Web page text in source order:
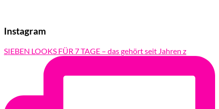
Instagram
SIEBEN LOOKS FÜR 7 TAGE – das gehört seit Jahren z